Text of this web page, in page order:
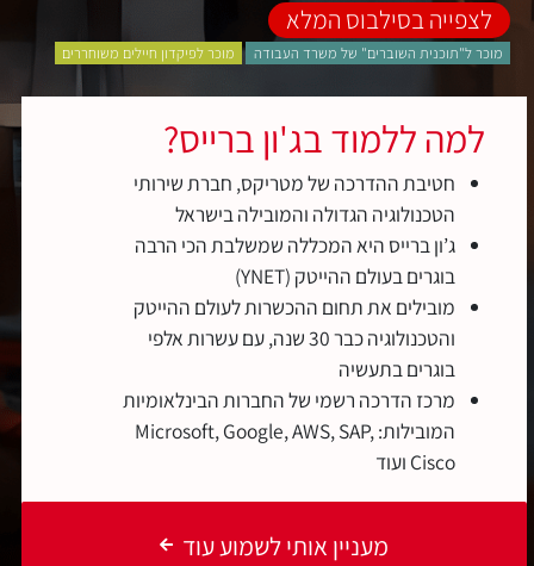
לצפייה בסילבוס המלא
מוכר ל"תוכנית השוברים" של משרד העבודה מוכר לפיקדון חיילים משוחררים
למה ללמוד בג'ון ברייס?
חטיבת ההדרכה של מטריקס, חברת שירותי
הטכנולוגיה הגדולה והמובילה בישראל
ג’ון ברייס היא המכללה שמשלבת הכי הרבה
בוגרים בעולם ההייטק (YNET)
מובילים את תחום ההכשרות לעולם ההייטק
והטכנולוגיה כבר 30 שנה, עם עשרות אלפי
בוגרים בתעשיה
מרכז הדרכה רשמי של החברות הבינלאומיות
המובילות: Microsoft, Google, AWS, SAP,
Cisco ועוד
מעניין אותי לשמוע עוד